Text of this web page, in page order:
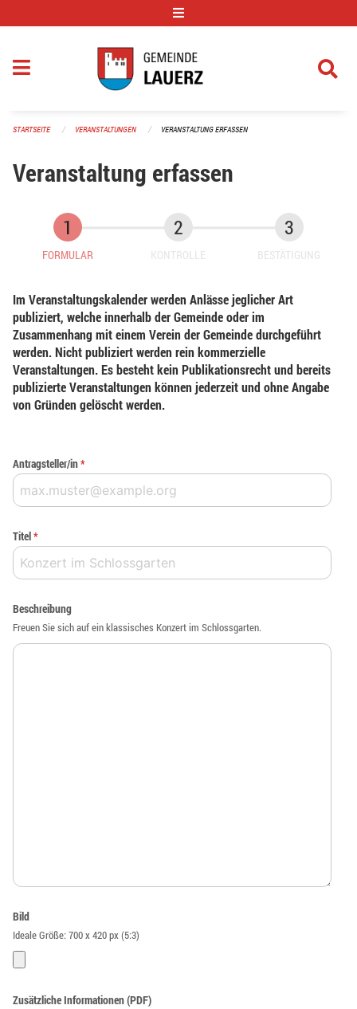
STARTSEITE VERANSTALTUNGEN VERANSTALTUNG ERFASSEN
Veranstaltung erfassen
FORMULAR KONTROLLE BESTÄTIGUNG
Im Veranstaltungskalender werden Anlässe jeglicher Art
publiziert, welche innerhalb der Gemeinde oder im
Zusammenhang mit einem Verein der Gemeinde durchgeführt
werden. Nicht publiziert werden rein kommerzielle
Veranstaltungen. Es besteht kein Publikationsrecht und bereits
publizierte Veranstaltungen können jederzeit und ohne Angabe
von Gründen gelöscht werden.
Antragsteller/in*
Titel*
Beschreibung
Freuen Sie sich auf ein klassisches Konzert im Schlossgarten.
Bild
Ideale Größe: 700 x 420 px (5:3)
Zusätzliche Informationen (PDF)